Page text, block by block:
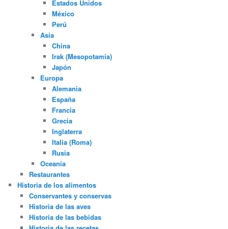
Estados Unidos
México
Perú
Asia
China
Irak (Mesopotamia)
Japón
Europa
Alemania
España
Francia
Grecia
Inglaterra
Italia (Roma)
Rusia
Oceanía
Restaurantes
Historia de los alimentos
Conservantes y conservas
Historia de las aves
Historia de las bebidas